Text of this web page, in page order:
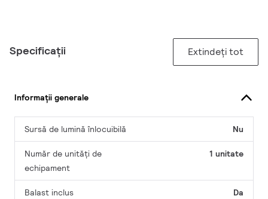
Specificații Extindeți tot
Informații generale
Sursă de lumină înlocuibilă Nu
Număr de unități de
echipament
1 unitate
Balast inclus Da